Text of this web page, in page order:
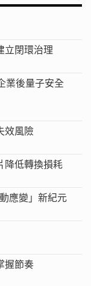
閉環治理
業後量子安全
效風險
低轉換損耗
應變」新紀元
握節奏